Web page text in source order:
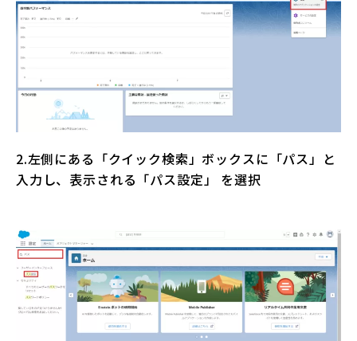
2.左側にある「クイック検索」ボックスに「パス」と
入力し、表示される「パス設定」 を選択